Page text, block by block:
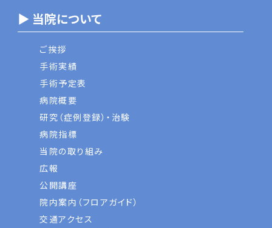
▶ 当院について
ご挨拶
手術実績
手術予定表
病院概要
研究（症例登録）・治験
病院指標
当院の取り組み
広報
公開講座
院内案内（フロアガイド）
交通アクセス